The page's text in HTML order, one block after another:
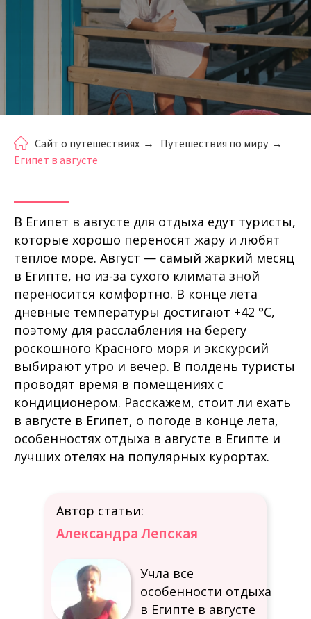
Сайт о путешествиях → Путешествия по миру →
Египет в августе
В Египет в августе для отдыха едут туристы,
которые хорошо переносят жару и любят
теплое море. Август — самый жаркий месяц
в Египте, но из-за сухого климата зной
переносится комфортно. В конце лета
дневные температуры достигают +42 °C,
поэтому для расслабления на берегу
роскошного Красного моря и экскурсий
выбирают утро и вечер. В полдень туристы
проводят время в помещениях с
кондиционером. Расскажем, стоит ли ехать
в августе в Египет, о погоде в конце лета,
особенностях отдыха в августе в Египте и
лучших отелях на популярных курортах.
Автор статьи:
Учла все
особенности отдыха
в Египте в августе
Александра Лепская